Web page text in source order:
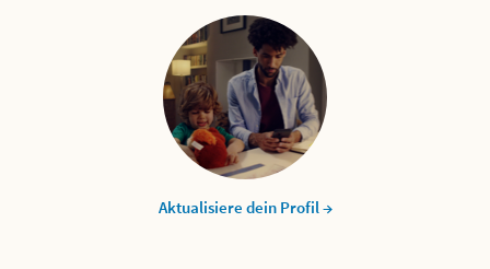
Aktualisiere dein Profil →